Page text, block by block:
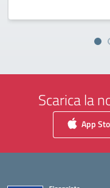
Scarica la
App